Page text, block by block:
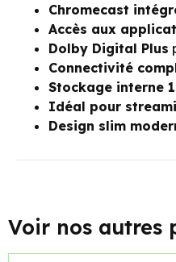
Chromecast
Accès aux
Dolby Digital Plus
Connectivité
Stockage interne
Idéal pour
Design slim
Voir nos autres